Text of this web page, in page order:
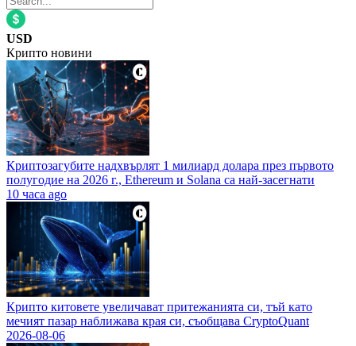
USD
Крипто новини
Криптозагубите надхвърлят 1 милиард долара през първото
полугодие на 2026 г., Ethereum и Solana са най-засегнати
10 часа ago
Крипто китовете увеличават притежанията си, тъй като
мечият пазар наближава края си, съобщава CryptoQuant
2026-08-06